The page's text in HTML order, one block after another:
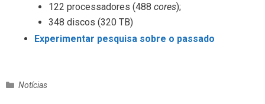
122 processadores (488 cores);
348 discos (320 TB)
Experimentar pesquisa sobre o passado
C
Notícias